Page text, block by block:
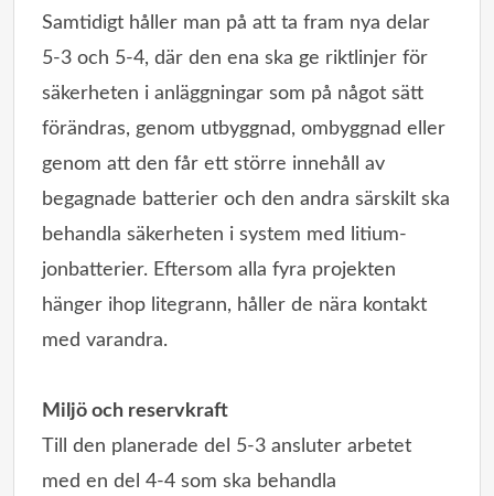
Samtidigt håller man på att ta fram nya delar
5-3 och 5-4, där den ena ska ge riktlinjer för
säkerheten i anläggningar som på något sätt
förändras, genom utbyggnad, ombyggnad eller
genom att den får ett större innehåll av
begagnade batterier och den andra särskilt ska
behandla säkerheten i system med litium-
jonbatterier. Eftersom alla fyra projekten
hänger ihop litegrann, håller de nära kontakt
med varandra.
Miljö och reservkraft
Till den planerade del 5-3 ansluter arbetet
med en del 4-4 som ska behandla